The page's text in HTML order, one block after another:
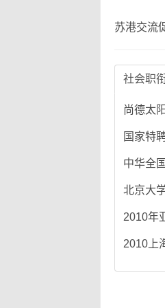
苏港交流
社会职
尚德太
国家特
中华全
北京大
2010年
2010上